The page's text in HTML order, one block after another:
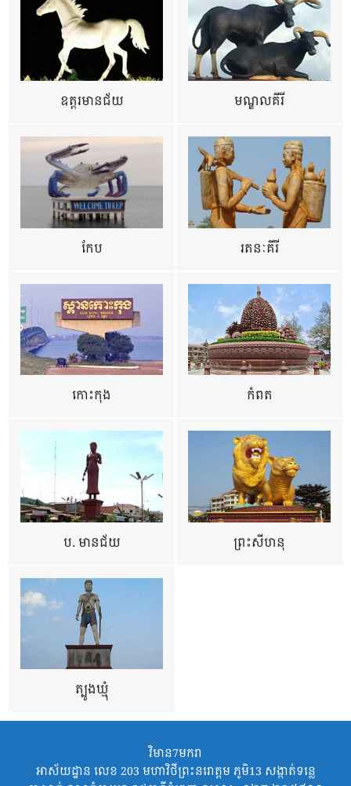
ឧត្ដរមានជ័យ មណ្ឌលគីរី
កែប រតនៈគីរី
កោះកុង កំពត
ប. មានជ័យ ព្រះសីហនុ
ត្បូងឃ្មុំ
វិមាន7មករា
អាស័យដ្ឋាន លេខ 203 មហាវិថីព្រះនរោត្តម ភូមិ13 សង្កាត់ទន្លេ